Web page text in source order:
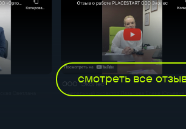
смотреть все